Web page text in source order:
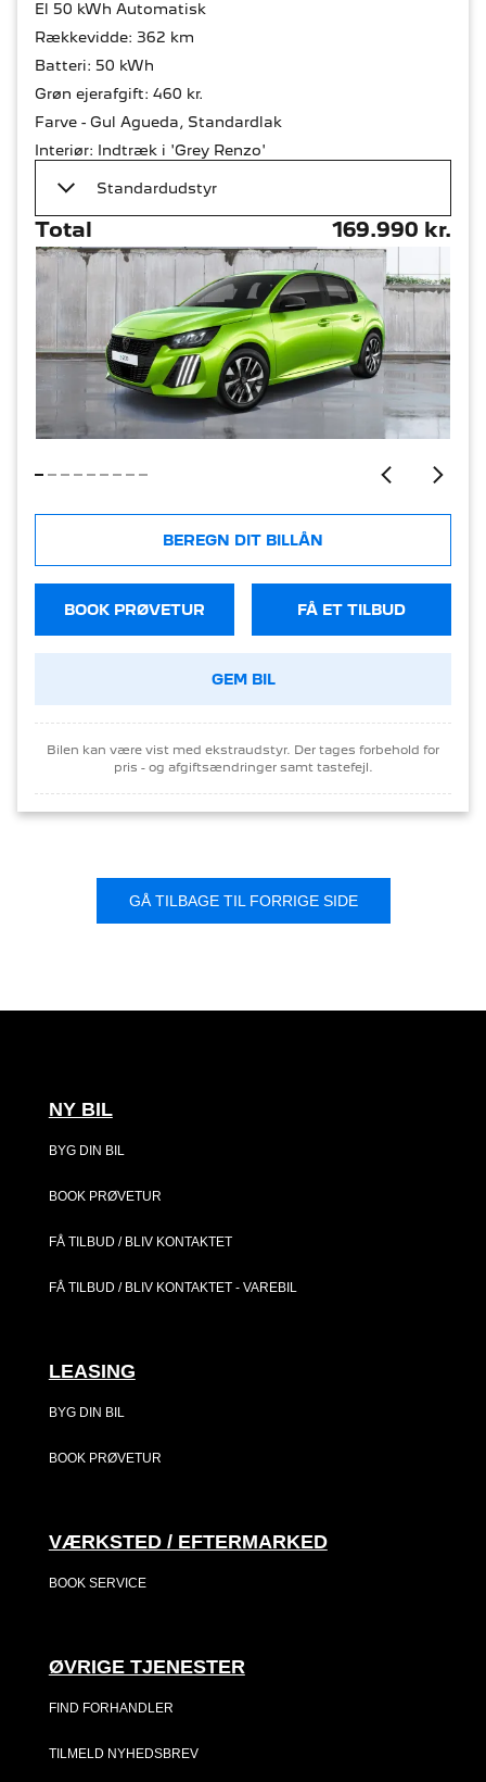
GÅ TILBAGE TIL FORRIGE SIDE
NY BIL
BYG DIN BIL
BOOK PRØVETUR
FÅ TILBUD / BLIV KONTAKTET
FÅ TILBUD / BLIV KONTAKTET - VAREBIL
LEASING
BYG DIN BIL
BOOK PRØVETUR
VÆRKSTED / EFTERMARKED
BOOK SERVICE
ØVRIGE TJENESTER
FIND FORHANDLER
TILMELD NYHEDSBREV